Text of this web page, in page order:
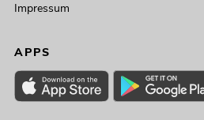
Impressum
APPS